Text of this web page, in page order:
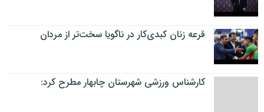
قرعه زنان کبدی‌کار در ناگویا سخت‌تر از مردان
کارشناس ورزشی شهرستان چابهار مطرح کرد: